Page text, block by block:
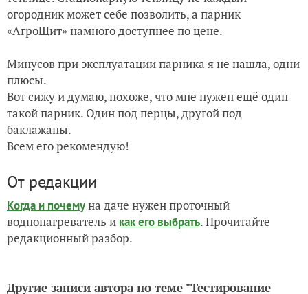
огородник может себе позволить, а парник
«АгроЩит» намного доступнее по цене.
Минусов при эксплуатации парника я не нашла, одни
плюсы.
Вот сижу и думаю, похоже, что мне нужен ещё один
такой парник. Один под перцы, другой под
баклажаны.
Всем его рекомендую!
От редакции
Когда и почемуна даче нужен проточный
воднонагреватель и как его выбрать. Прочитайте
редакционный разбор.
Другие записи автора по теме "Тестирование